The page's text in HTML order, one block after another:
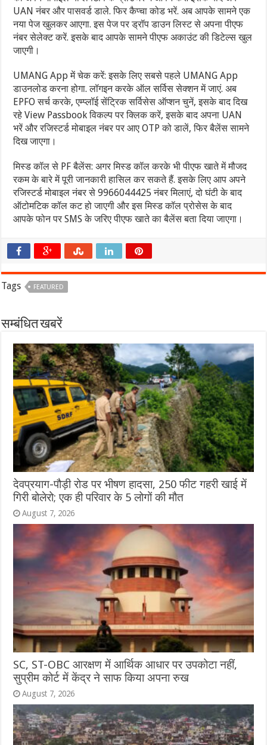
UAN नंबर और पासवर्ड डाले. फिर कैप्चा कोड भरें. अब आपके सामने एक
नया पेज खुलकर आएगा. इस पेज पर ड्रॉप डाउन लिस्ट से अपना पीएफ
नंबर सेलेक्ट करें. इसके बाद आपके सामने पीएफ अकाउंट की डिटेल्स खुल
जाएगी।
UMANG App में चेक करें: इसके लिए सबसे पहले UMANG App
डाउनलोड करना होगा. लॉगइन करके ऑल सर्विस सेक्शन में जाएं. अब
EPFO सर्च करके, एम्प्लॉई सेंट्रिक सर्विसेस ऑप्शन चुनें, इसके बाद दिख
रहे View Passbook विकल्प पर क्लिक करें, इसके बाद अपना UAN
भरें और रजिस्टर्ड मोबाइल नंबर पर आए OTP को डालें, फिर बैलेंस सामने
दिख जाएगा।
मिस्ड कॉल से PF बैलेंस: अगर मिस्ड कॉल करके भी पीएफ खाते में मौजद
रकम के बारे में पूरी जानकारी हासिल कर सकते हैं. इसके लिए आप अपने
रजिस्टर्ड मोबाइल नंबर से 9966044425 नंबर मिलाएं, दो घंटी के बाद
ऑटोमटिक कॉल कट हो जाएगी और इस मिस्ड कॉल प्रोसेस के बाद
आपके फोन पर SMS के जरिए पीएफ खाते का बैलेंस बता दिया जाएगा।
Tags FEATURED
सम्बंधित खबरें
देवप्रयाग-पौड़ी रोड पर भीषण हादसा, 250 फीट गहरी खाई में
गिरी बोलेरो; एक ही परिवार के 5 लोगों की मौत
August 7, 2026
SC, ST-OBC आरक्षण में आर्थिक आधार पर उपकोटा नहीं,
सुप्रीम कोर्ट में केंद्र ने साफ किया अपना रुख
August 7, 2026